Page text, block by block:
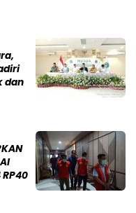
dan
RP40